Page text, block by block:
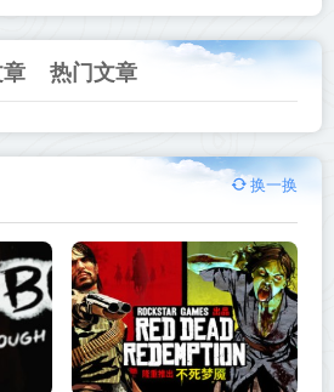
热门文章
换一换